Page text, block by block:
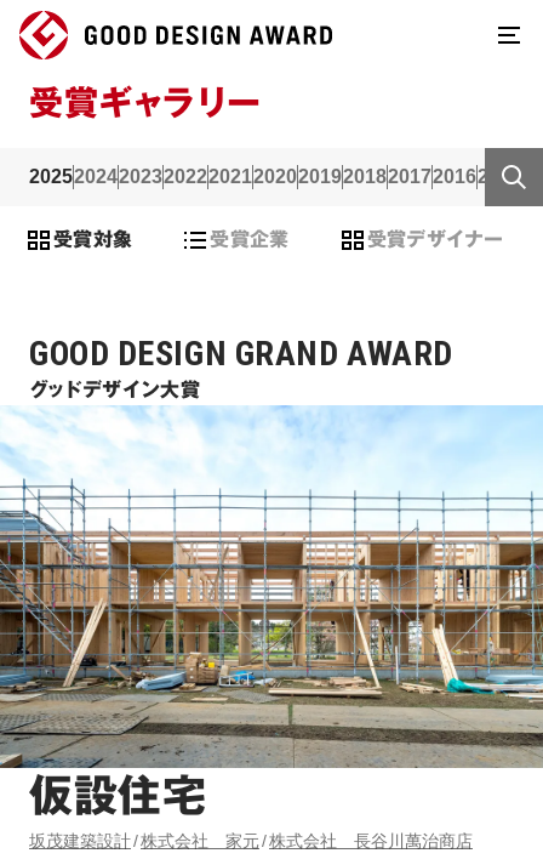
受賞ギャラリー
20252024202320222021202020192018201720162015
受賞対象 受賞企業 受賞デザイナー
GOOD DESIGN GRAND AWARD
グッドデザイン大賞
仮設住宅
坂茂建築設計 株式会社 家元 株式会社 長谷川萬治商店